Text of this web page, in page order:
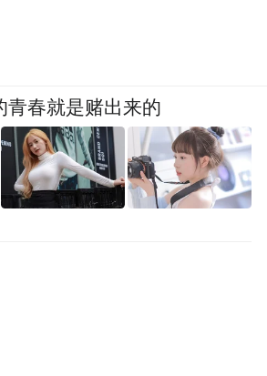
青春就是赌出来的